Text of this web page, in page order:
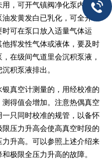
，可开气镇阀净化泵内水
发黄发白已乳化，可全开气
可在泵口放入适量气体运
挥发性气体或液体，要及时
在级间气道里会沉积泵液，
积泵液排出。
真空计测量的，用经校准的
得值会增加。注意热偶真空
只同时校准的规管，以备怀
压力升高会使高真空时段的
升高。可以参照上述介绍来
极限全压力升高的故障。